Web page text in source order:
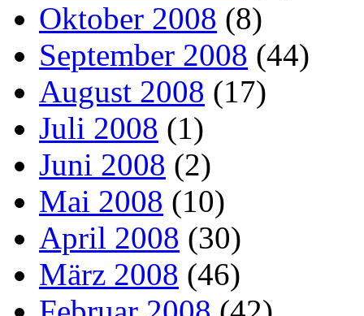
Oktober 2008 (8)
September 2008 (44)
August 2008 (17)
Juli 2008 (1)
Juni 2008 (2)
Mai 2008 (10)
April 2008 (30)
März 2008 (46)